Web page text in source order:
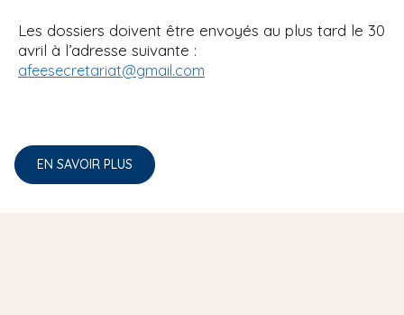
Les dossiers doivent être envoyés au plus tard le 30
avril à l’adresse suivante :
afeesecretariat@gmail.com
EN SAVOIR PLUS